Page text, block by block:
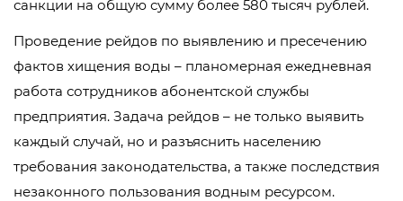
санкции на общую сумму более 580 тысяч рублей.
Проведение рейдов по выявлению и пресечению
фактов хищения воды – планомерная ежедневная
работа сотрудников абонентской службы
предприятия. Задача рейдов – не только выявить
каждый случай, но и разъяснить населению
требования законодательства, а также последствия
незаконного пользования водным ресурсом.